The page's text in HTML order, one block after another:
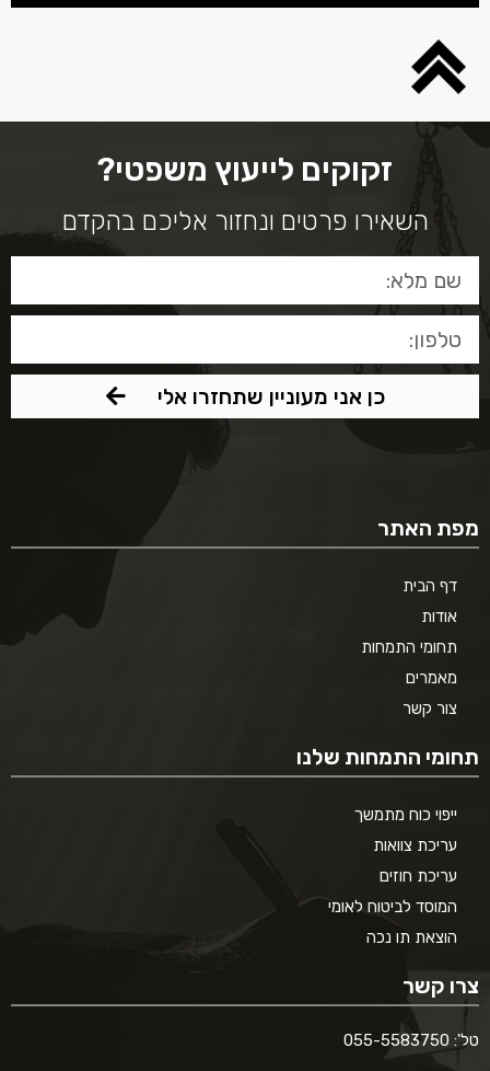
זקוקים לייעוץ משפטי?
השאירו פרטים ונחזור אליכם בהקדם
כן אני מעוניין שתחזרו אלי
מפת האתר
דף הבית
אודות
תחומי התמחות
מאמרים
צור קשר
תחומי התמחות שלנו
ייפוי כוח מתמשך
עריכת צוואות
עריכת חוזים
המוסד לביטוח לאומי
הוצאת תו נכה
צרו קשר
טל': 055-5583750